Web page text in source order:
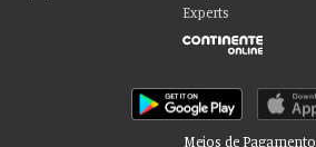
Experts
Meios de Pagamento